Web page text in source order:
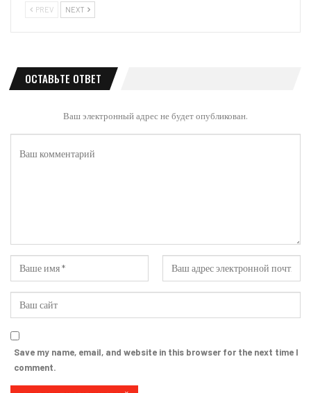
PREV NEXT
ОСТАВЬТЕ ОТВЕТ
Ваш электронный адрес не будет опубликован.
Save my name, email, and website in this browser for the next time I
comment.